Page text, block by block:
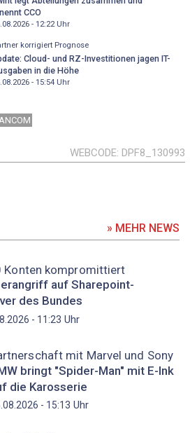
CCO
- 12:22Uhr
korrigiert Prognose
Cloud- und RZ-Investitionen jagen IT-
in die Höhe
- 15:54Uhr
WEBCODE DPF8_130993
» MEHR NEWS
Konten kompromittiert
auf Sharepoint-
des Bundes
- 11:23 Uhr
mit Marvel und Sony
bringt "Spider-Man" mit E-Ink
die Karosserie
- 15:13 Uhr